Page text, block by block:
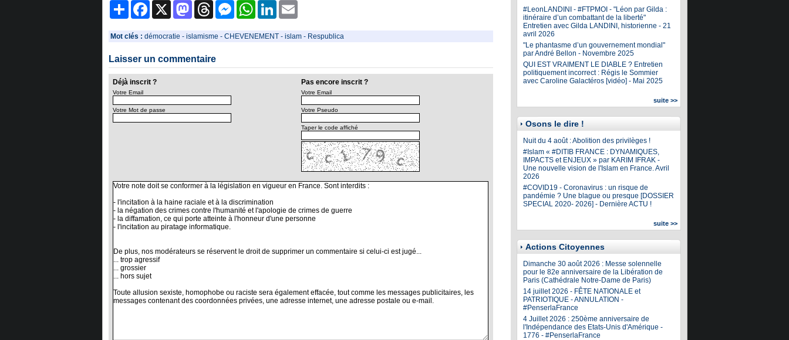
PartagerFacebook MastodonThreads MessengerWhatsAppLinkedIn
Mot clés : démocratie - islamisme - CHEVENEMENT- islam- Respublica
Laisser un commentaire
Déjà inscrit ? Pas encore inscrit ?
Votre Email
Votre Mot de passe
Votre Email
Votre Pseudo
Taper le code affiché
#LeonLANDINI - #FTPMOI - "Léon par Gilda :
itinéraire d’un combattant de la liberté"
Entretien avec Gilda LANDINI, historienne - 21
avril 2026
"Le phantasme d’un gouvernement mondial"
par André Bellon - Novembre 2025
QUI EST VRAIMENT LE DIABLE ? Entretien
politiquement incorrect : Régis le Sommier
avec Caroline Galactéros [vidéo] - Mai 2025
suite >>
Osons le dire !
Nuit du 4 août : Abolition des privilèges !
#Islam « #DITIB FRANCE : DYNAMIQUES,
IMPACTS et ENJEUX » par KARIM IFRAK -
Une nouvelle vision de l'Islam en France. Avril
2026
#COVID19 - Coronavirus : un risque de
pandémie ? Une blague ou presque [DOSSIER
SPECIAL 2020- 2026] - Dernière ACTU !
suite >>
Actions Citoyennes
Dimanche 30 août 2026 : Messe solennelle
pour le 82e anniversaire de la Libération de
Paris (Cathédrale Notre-Dame de Paris)
14 juillet 2026 - FÊTE NATIONALE et
PATRIOTIQUE - ANNULATION -
#PenserlaFrance
4 Juillet 2026 : 250ème anniversaire de
l'Indépendance des Etats-Unis d'Amérique -
1776 - #PenserlaFrance